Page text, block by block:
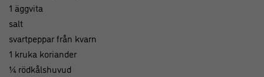
1 äggvita
salt
svartpeppar från kvarn
1 kruka koriander
¼ rödkålshuvud